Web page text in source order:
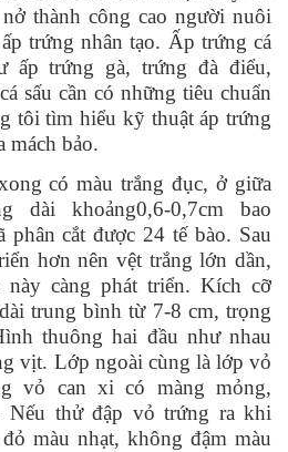
thành công cao người nuôi
trứng nhân tạo. Ấp trứng cá
ấp trứng gà, trứng đà điểu,
sấu cần có những tiêu chuẩn
tôi tìm hiểu kỹ thuật áp trứng
mách bảo.
có màu trắng đục, ở giữa
dài khoảng0,6-0,7cm bao
phân cắt được 24 tế bào. Sau
hơn nên vệt trắng lớn dần,
này càng phát triển. Kích cỡ
trung bình từ 7-8 cm, trọng
thuông hai đầu như nhau
vịt. Lớp ngoài cùng là lớp vỏ
vỏ can xi có màng mỏng,
thử đập vỏ trứng ra khi
màu nhạt, không đậm màu